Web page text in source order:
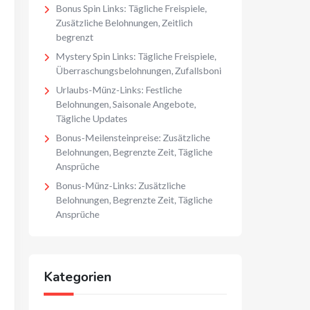
Bonus Spin Links: Tägliche Freispiele,
Zusätzliche Belohnungen, Zeitlich
begrenzt
Mystery Spin Links: Tägliche Freispiele,
Überraschungsbelohnungen, Zufallsboni
Urlaubs-Münz-Links: Festliche
Belohnungen, Saisonale Angebote,
Tägliche Updates
Bonus-Meilensteinpreise: Zusätzliche
Belohnungen, Begrenzte Zeit, Tägliche
Ansprüche
Bonus-Münz-Links: Zusätzliche
Belohnungen, Begrenzte Zeit, Tägliche
Ansprüche
Kategorien